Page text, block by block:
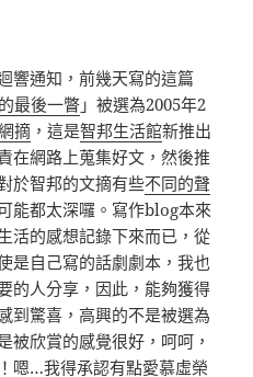
響通知，前幾天寫的這篇
最後一瞥 」被選為2005年2
摘 ，這是智邦生活館新推出
在網路上蒐集好文，然後推
於智邦的文摘有些不同的聲
能都太深囉。寫作blog本來
活的感想記錄下來而已，從
是自己寫的話劇劇本，我也
的人分享，因此，能夠獲得
到驚喜，高興的不是被選為
被欣賞的感覺很好，呵呵，
嗯…我得承認有點愛慕虛榮